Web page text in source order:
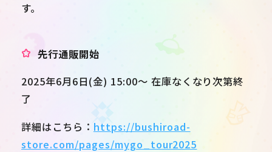
す。
先行通販開始
2025年6月6日(金) 15:00～ 在庫なくなり次第終
了
詳細はこちら： https://bushiroad-
store.com/pages/mygo_tour2025